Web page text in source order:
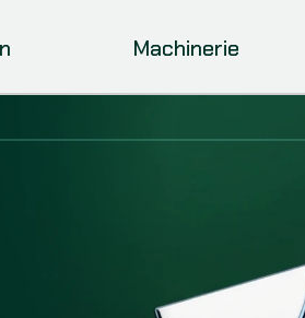
Machinerie